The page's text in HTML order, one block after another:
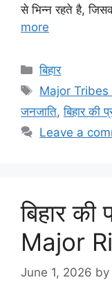
से भिन्न रहते है,
more
Categories
बिहार
Tags
Major Tribes
जनजाति,बिहार की
Leave a
बिहार की
Major
June 1, 2026 by